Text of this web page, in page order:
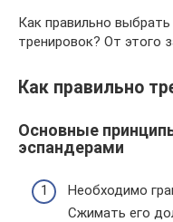
Как правильно
тренировок? От этого
Как правильно
Основные
эспандерами
Необходимо
Сжимать его